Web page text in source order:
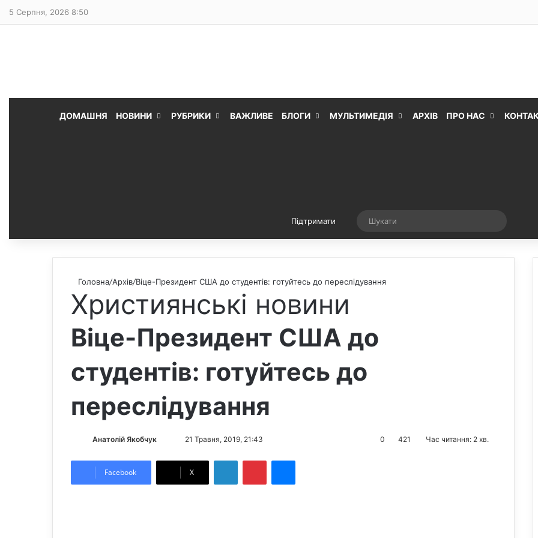
5 Серпня, 2026 8:50
ДОМАШНЯ НОВИНИ РУБРИКИ ВАЖЛИВЕ БЛОГИ МУЛЬТИМЕДІЯ АРХІВ ПРО НАС
Підтримати Випадкова стаття
Головна/Архів/Віце-Президент США до студентів: готуйтесь до переслідування
Християнські новини
Віце-Президент США до
студентів: готуйтесь до
переслідування
Анатолій Якобчук
l d
21 Травня, 2019, 21:43 0 421 Час читання: 2 хв.
Facebook X